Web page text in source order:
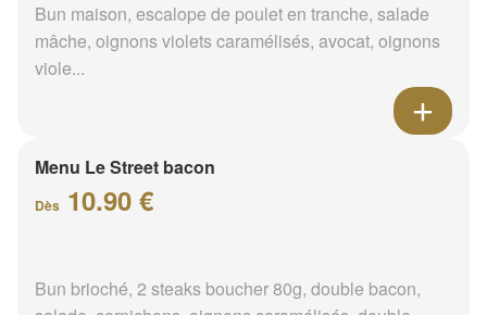
Bun maison, escalope de poulet en tranche, salade
mâche, oignons violets caramélisés, avocat, oignons
viole...
Menu Le Street bacon
Dès 10.90 €
Bun brioché, 2 steaks boucher 80g, double bacon,